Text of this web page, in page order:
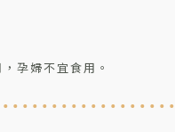
孕婦不宜食用。